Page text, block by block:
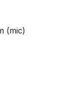
(mic)